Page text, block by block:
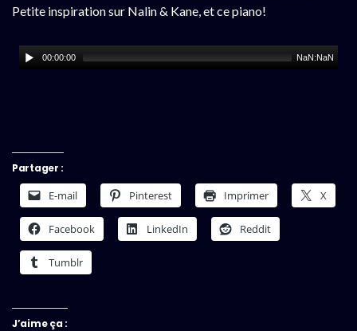
Petite inspiration sur Nalin & Kane, et ce piano!
00:00:00 NaN:NaN
Partager :
E-mail Pinterest Imprimer X
Facebook LinkedIn Reddit
Tumblr
J’aime ça :